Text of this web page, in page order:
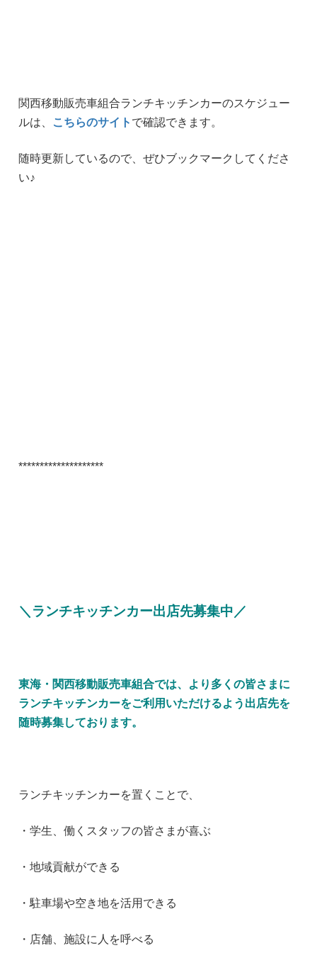
関西移動販売車組合ランチキッチンカーのスケジュー
ルは、
こちらのサイト で確認できます。
随時更新しているので、ぜひブックマークしてくださ
い♪
********************
＼ランチキッチンカー出店先募集中／
東海・関西移動販売車組合では、より多くの皆さまに
ランチキッチンカーをご利用いただけるよう出店先を
随時募集しております。
ランチキッチンカーを置くことで、
・学生、働くスタッフの皆さまが喜ぶ
・地域貢献ができる
・駐車場や空き地を活用できる
・店舗、施設に人を呼べる